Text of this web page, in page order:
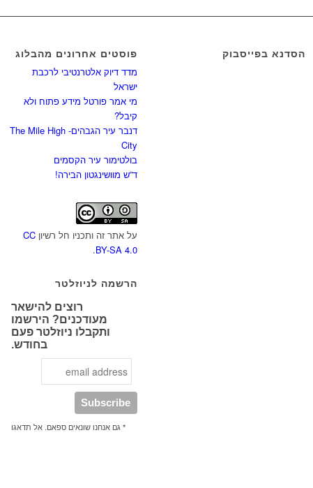
פוסטים אחרונים מהבלוג
מדד דיוק אלטרנטיבי לרכבת
ישראל
מי אמר פורטל מידע פתוח ולא
קיבל?
דנבר עיר הגבהים- The Mile High
City
בולטימור עיר הקסמים
ד”ש מוושינגטון הבירה!
על אתר זה ותכניו חל רשיוןCC
BY-SA 4.0
.
הרשמה לניוזלטר
רוצים להישאר
מעודכנים? הירשמו
ותקבלו ניוזלטר פעם
בחודש.
* גם אנחנו שונאים ספאם. אל תדאגו
הסדנא בפייסבוק